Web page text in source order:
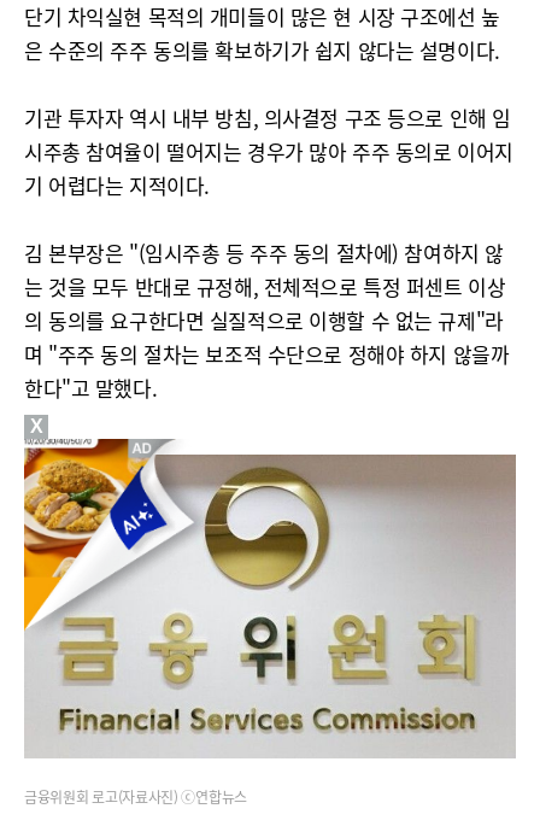
단기 차익실현 목적의 개미들이 많은 현 시장 구조에선 높
은 수준의 주주 동의를 확보하기가 쉽지 않다는 설명이다.
기관 투자자 역시 내부 방침, 의사결정 구조 등으로 인해 임
시주총 참여율이 떨어지는 경우가 많아 주주 동의로 이어지
기 어렵다는 지적이다.
김 본부장은 "(임시주총 등 주주 동의 절차에) 참여하지 않
는 것을 모두 반대로 규정해, 전체적으로 특정 퍼센트 이상
의 동의를 요구한다면 실질적으로 이행할 수 없는 규제"라
며 "주주 동의 절차는 보조적 수단으로 정해야 하지 않을까
한다"고 말했다.
금융위원회 로고(자료사진) ⓒ연합뉴스
X